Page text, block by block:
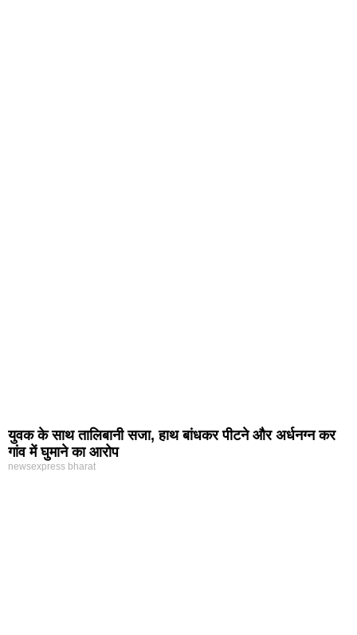
युवक के साथ तालिबानी सजा, हाथ बांधकर पीटने और अर्धनग्न कर
गांव में घुमाने का आरोप
newsexpress bharat